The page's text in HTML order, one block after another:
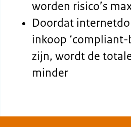
aansprekende
domeinnamen
Maak gebruik van
domeinen in plaats
nieuwe
hoofddomeinnamen –
ze als het merk van je
Zorg voor duidelijke
communicatie over wat
domeinnaam precies